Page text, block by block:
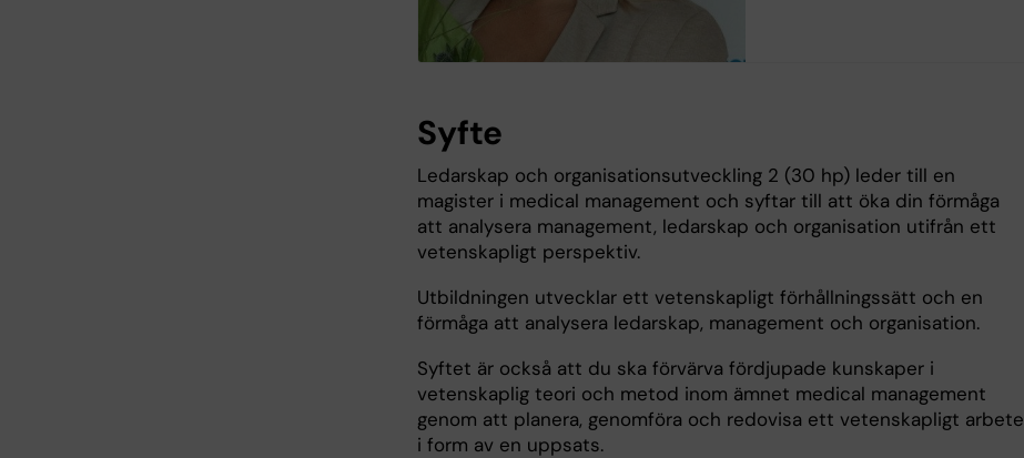
Syfte
Ledarskap och organisationsutveckling 2 (30 hp) leder till en
magister i medical management och syftar till att öka din förmåga
att analysera management, ledarskap och organisation utifrån ett
vetenskapligt perspektiv.
Utbildningen utvecklar ett vetenskapligt förhållningssätt och en
förmåga att analysera ledarskap, management och organisation.
Syftet är också att du ska förvärva fördjupade kunskaper i
vetenskaplig teori och metod inom ämnet medical management
genom att planera, genomföra och redovisa ett vetenskapligt arbete
i form av en uppsats.